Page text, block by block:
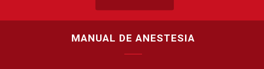
MANUAL DE ANESTESIA